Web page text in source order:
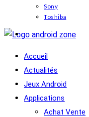
Sony
Toshiba
Accueil
Actualités
Jeux Android
Applications
Achat Vente